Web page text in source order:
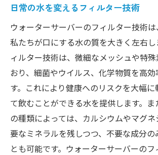
日常の水を変えるフィルター技術
ウォーターサーバーのフィルター技術
私たちが口にする水の質を大きく左右し
ィルター技術は、微細なメッシュや特
おり、細菌やウイルス、化学物質を高
す。これにより健康へのリスクを大幅に
て飲むことができる水を提供します。ま
の種類によっては、カルシウムやマグ
要なミネラルを残しつつ、不要な成分の
とも可能です。ウォーターサーバーの